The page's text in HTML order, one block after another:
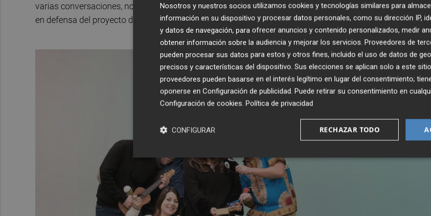
varias conversaciones, nos pusimos en contacto a través de Whatsapp y armamos una recogida de
en defensa del proyecto de
Territori Sonor, y del equipo de Amàlia Garrigós".
Nosotros y nuestros socios utilizamos cookies y tecnologías similares para
información en su dispositivo y procesar datos personales, como su dirección IP,
y datos de navegación, para ofrecer anuncios y contenido personalizados, medir
obtener información sobre la audiencia y mejorar los servicios. Proveedores de
pueden procesar sus datos para estos y otros fines, incluido el uso de datos de
precisos y características del dispositivo. Sus elecciones se aplican solo a este
proveedores pueden basarse en el interés legítimo en lugar del consentimiento;
oponerse en Configuración de publicidad. Puede retirar su consentimiento en
Configuración de cookies. Política de privacidad
RECHAZAR TODO
CONFIGURAR